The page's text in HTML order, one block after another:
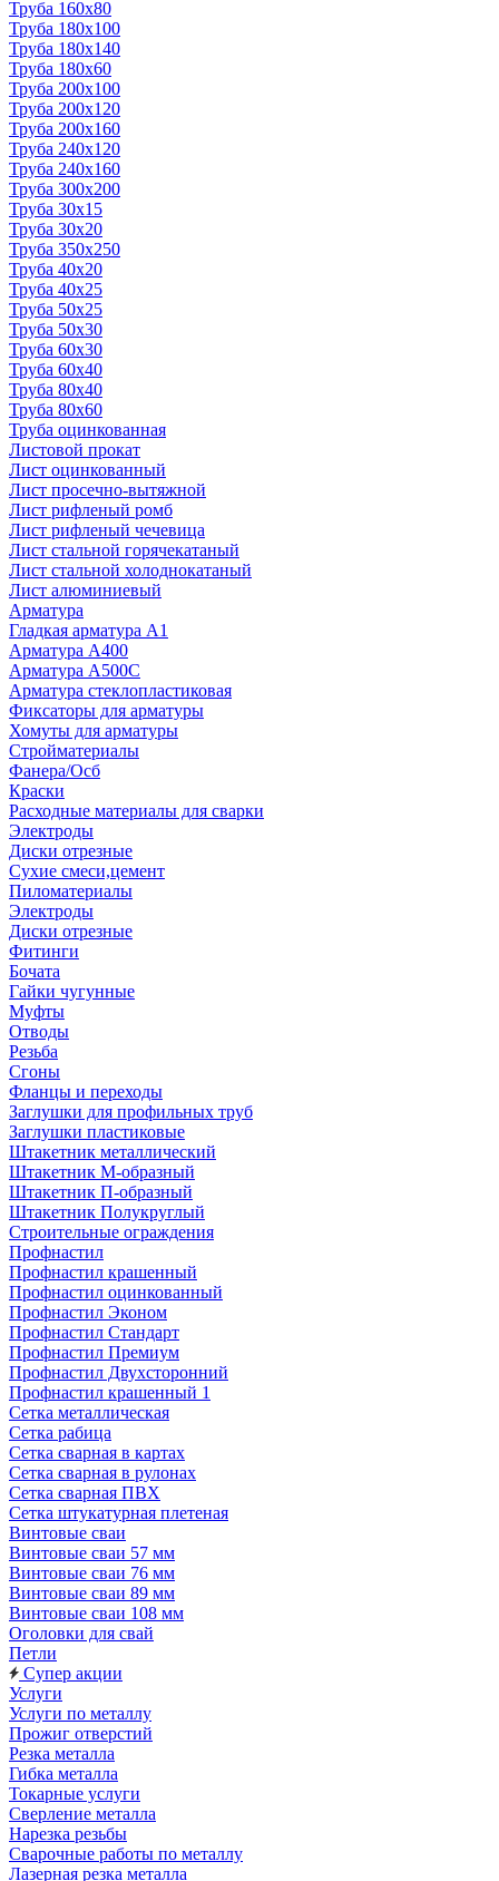
Труба 160x80
Труба 180x100
Труба 180x140
Труба 180x60
Труба 200x100
Труба 200x120
Труба 200x160
Труба 240x120
Труба 240x160
Труба 300x200
Труба 30x15
Труба 30x20
Труба 350x250
Труба 40x20
Труба 40x25
Труба 50x25
Труба 50x30
Труба 60x30
Труба 60x40
Труба 80x40
Труба 80x60
Труба оцинкованная
Листовой прокат
Лист оцинкованный
Лист просечно-вытяжной
Лист рифленый ромб
Лист рифленый чечевица
Лист стальной горячекатаный
Лист стальной холоднокатаный
Лист алюминиевый
Арматура
Гладкая арматура А1
Арматура А400
Арматура A500C
Арматура стеклопластиковая
Фиксаторы для арматуры
Хомуты для арматуры
Стройматериалы
Фанера/Осб
Краски
Расходные материалы для сварки
Электроды
Диски отрезные
Сухие смеси,цемент
Пиломатериалы
Электроды
Диски отрезные
Фитинги
Бочата
Гайки чугунные
Муфты
Отводы
Резьба
Сгоны
Фланцы и переходы
Заглушки для профильных труб
Заглушки пластиковые
Штакетник металлический
Штакетник М-образный
Штакетник П-образный
Штакетник Полукруглый
Строительные ограждения
Профнастил
Профнастил крашенный
Профнастил оцинкованный
Профнастил Эконом
Профнастил Стандарт
Профнастил Премиум
Профнастил Двухсторонний
Профнастил крашенный 1
Сетка металлическая
Сетка рабица
Сетка сварная в картах
Сетка сварная в рулонах
Сетка сварная ПВХ
Сетка штукатурная плетеная
Винтовые сваи
Винтовые сваи 57 мм
Винтовые сваи 76 мм
Винтовые сваи 89 мм
Винтовые сваи 108 мм
Оголовки для свай
Петли
Супер акции
Услуги
Услуги по металлу
Прожиг отверстий
Резка металла
Гибка металла
Токарные услуги
Сверление металла
Нарезка резьбы
Сварочные работы по металлу
Лазерная резка металла